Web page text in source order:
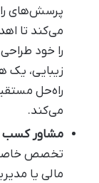
پرسش‌های
می‌کند تا
را خود
زیبایی، یک
راه‌حل
می‌کند.
مشاور کسب
تخصص خاصی
مالی یا